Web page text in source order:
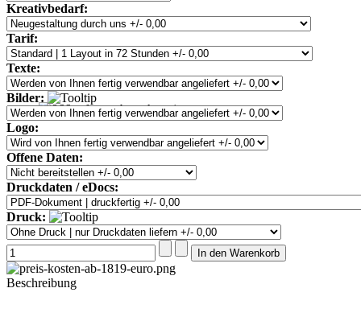
Kreativbedarf:
Tarif:
Texte:
Bilder:
Logo:
Offene Daten:
Druckdaten / eDocs:
Druck:
Beschreibung